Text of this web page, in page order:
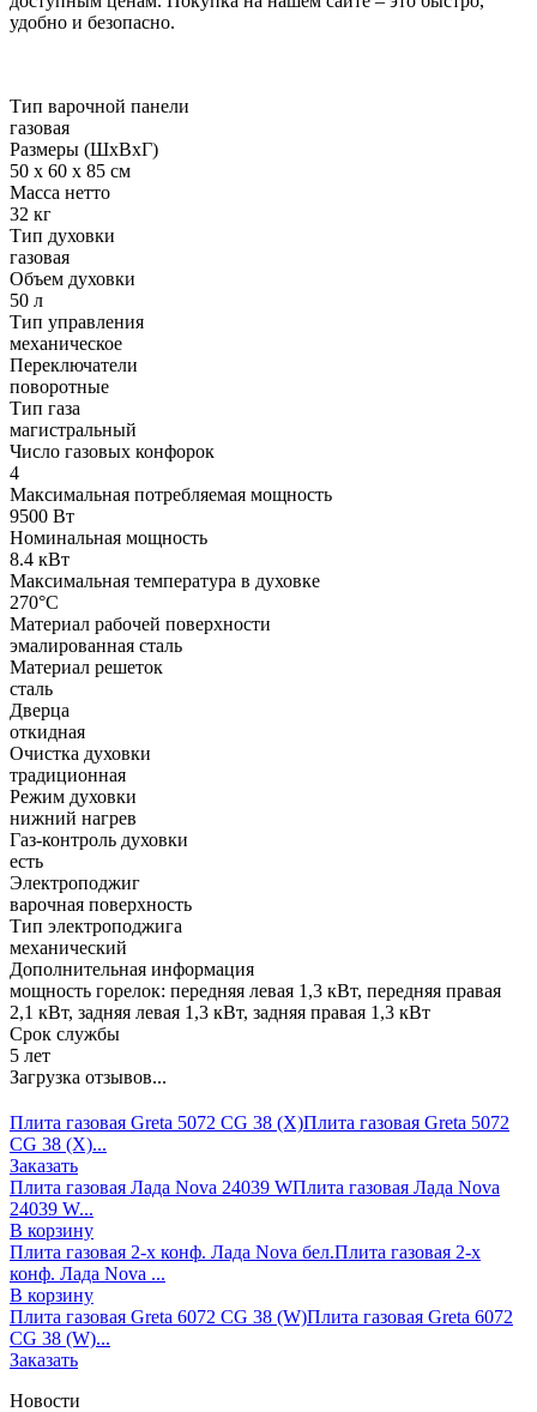
удобно и безопасно.
Тип варочной панели
газовая
Размеры (ШxВxГ)
50 х 60 х 85 см
Масса нетто
32 кг
Тип духовки
газовая
Объем духовки
50 л
Тип управления
механическое
Переключатели
поворотные
Тип газа
магистральный
Число газовых конфорок
4
Максимальная потребляемая мощность
9500 Вт
Номинальная мощность
8.4 кВт
Максимальная температура в духовке
270°C
Материал рабочей поверхности
эмалированная сталь
Материал решеток
сталь
Дверца
откидная
Очистка духовки
традиционная
Режим духовки
нижний нагрев
Газ-контроль духовки
есть
Электроподжиг
варочная поверхность
Тип электроподжига
механический
Дополнительная информация
мощность горелок: передняя левая 1,3 кВт, передняя правая
2,1 кВт, задняя левая 1,3 кВт, задняя правая 1,3 кВт
Срок службы
5 лет
Загрузка отзывов...
Плита газовая Greta 5072 CG 38 (X)Плита газовая Greta 5072
CG 38 (X)...
Заказать
Плита газовая Лада Nova 24039 WПлита газовая Лада Nova
24039 W...
В корзину
Плита газовая 2-х конф. Лада Nova бел.Плита газовая 2-х
конф. Лада Nova ...
В корзину
Плита газовая Greta 6072 СG 38 (W)Плита газовая Greta 6072
СG 38 (W)...
Заказать
Новости